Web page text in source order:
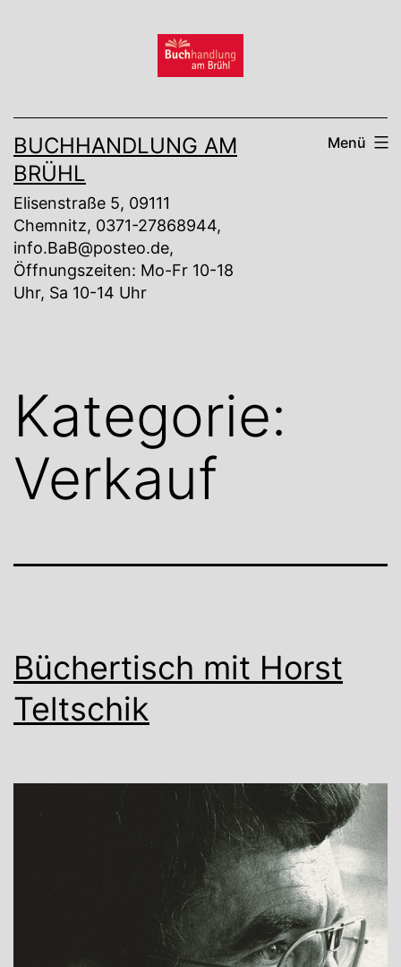
BUCHHANDLUNG AM
BRÜHL
Elisenstraße 5, 09111
Chemnitz, 0371-27868944,
info.BaB@posteo.de,
Öffnungszeiten: Mo-Fr 10-18
Uhr, Sa 10-14 Uhr
Menü
Kategorie:
Verkauf
Büchertisch mit Horst
Teltschik